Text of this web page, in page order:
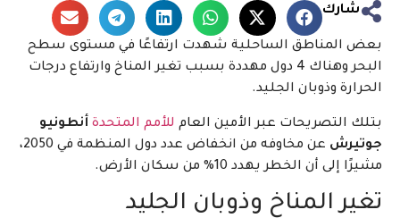
شارك
بعض المناطق الساحلية شهدت ارتفاعًا في مستوى سطح
البحر وهناك 4 دول مهددة بسبب تغير المناخ وارتفاع درجات
الحرارة وذوبان الجليد.
بتلك التصريحات عبر الأمين العام للأمم المتحدة أنطونيو
جوتيرش
عن مخاوفه من انخفاض عدد دول المنظمة في 2050،
مشيرًا إلى أن الخطر يهدد 10% من سكان الأرض.
تغير المناخ وذوبان الجليد